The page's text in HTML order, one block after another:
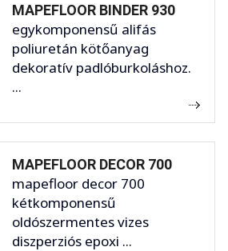
MAPEFLOOR BINDER 930
egykomponensű alifás
poliuretán kötőanyag
dekoratív padlóburkoláshoz.
...
MAPEFLOOR DECOR 700
mapefloor decor 700
kétkomponensű
oldószermentes vizes
diszperziós epoxi ...